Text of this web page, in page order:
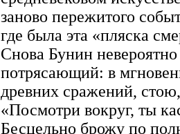
заново пережитого
где была эта «пляска
Снова Бунин
потрясающий: в
древних сражений,
«Посмотри вокруг, ты
Бесцельно брожу по